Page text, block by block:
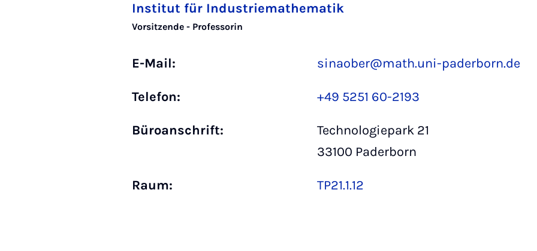
Institut für Industriemathematik
Vorsitzende - Professorin
E-Mail: sinaober@math.uni-paderborn.de
Telefon: +49 5251 60-2193
Büro­anschrift:
Technologiepark 21
33100 Paderborn
Raum: TP21.1.12